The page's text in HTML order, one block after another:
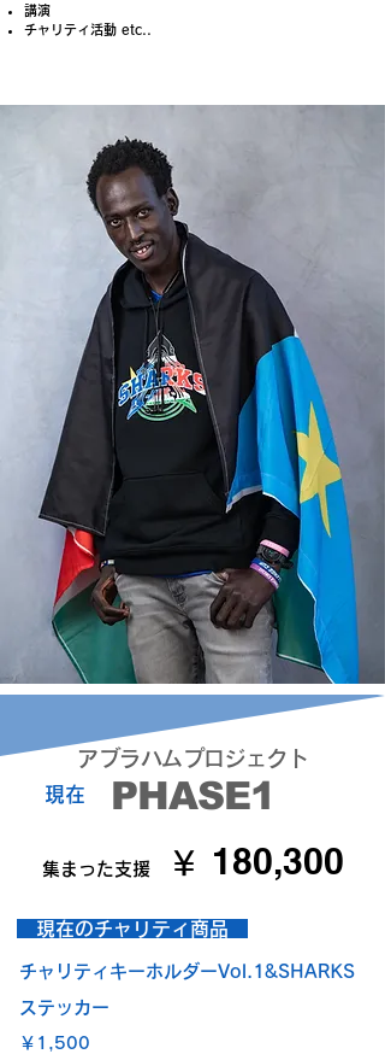
​講演
チャリティ活動 etc..
現在
​アブラハムプロジェクト
PHASE1
集まった支援 ￥ 180,300
​ 現在のチャリティ商品
チャリティキーホルダーVol.1&SHARKS
ステッカー
​￥1,500